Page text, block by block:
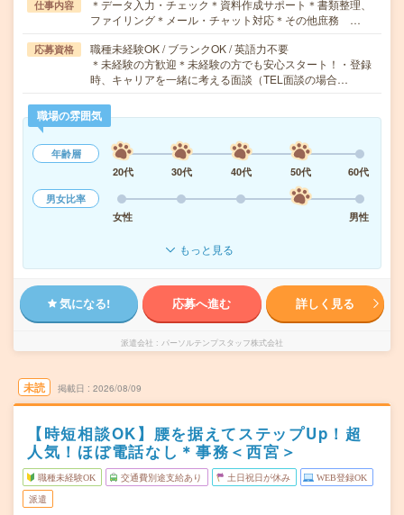
仕事内容
＊データ入力・チェック＊資料作成サポート＊書類整理、
ファイリング＊メール・チャット対応＊その他庶務 …
応募資格
職種未経験OK / ブランクOK / 英語力不要
＊未経験の方歓迎＊未経験の方でも安心スタート！・登録
時、キャリアを一緒に考える面談（TEL面談の場合…
職場の雰囲気
年齢層
20代
30代 40代 50代
60代
男女比率
女性
男性
もっと見る
気になる! 応募へ進む 詳しく見る
派遣会社 パーソルテンプスタッフ株式会社
未読 掲載日 2026/08/09
【時短相談OK】腰を据えてステップUp！超
人気！ほぼ電話なし＊事務＜西宮＞
職種未経験OK 交通費別途支給あり 土日祝日が休み WEB登録OK
派遣